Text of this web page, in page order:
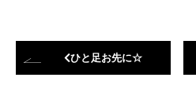
ひと足お先に☆